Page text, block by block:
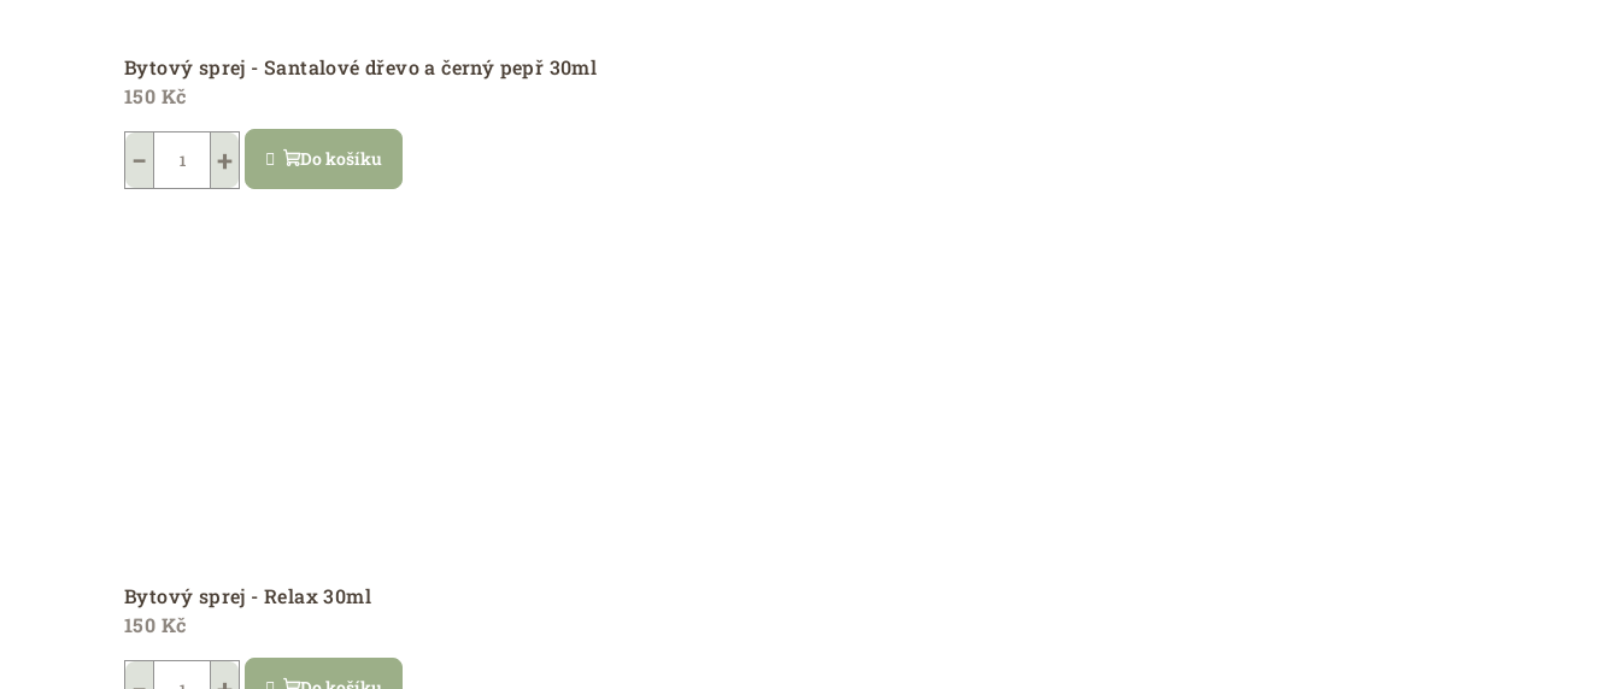
Bytový sprej - Santalové dřevo a černý pepř 30ml
150 Kč
+
− Do košíku
Bytový sprej - Relax 30ml
150 Kč